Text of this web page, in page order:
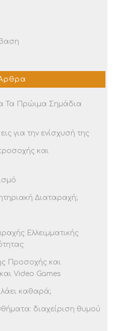
Τα Πρώιμα Σημάδια
για την ενίσχυσή της
και
Διαταραχή;
Ελλειμματικής
Προσοχής και
Video Games
καθαρά;
διαχείριση θυμού